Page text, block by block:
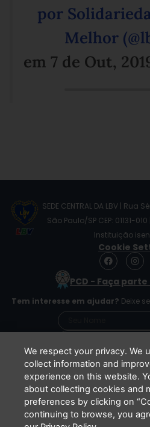
por
Melhor
em 7 de Out,
SEDE CENTRAL DA LBV | Rua
São Paulo/SP CEP: 01131-
Instituição
Cookie
F
a
e
o
o
I
n
s
t
g
r
m
PCD - Faça
Tem interesse em ajudar? Deixe
Li e concordo que minhas
tratadas de acordo com o
da LBV
We respect your privacy. We
collect information and
experience on this website.
about collecting cookies and
preferences by clicking on
continuing to browse, you